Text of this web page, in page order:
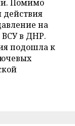
Помимо
действия
на
в ДНР.
подошла к